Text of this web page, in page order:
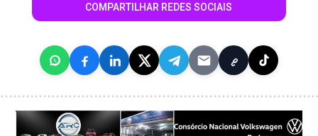
COMPARTILHAR REDES SOCIAIS